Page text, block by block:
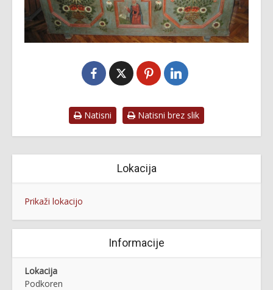
Natisni Natisni brez slik
Lokacija
Prikaži lokacijo
Informacije
Lokacija
Podkoren